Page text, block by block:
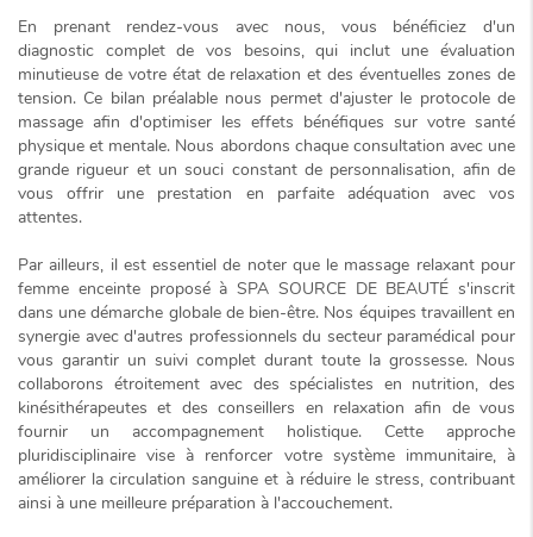
En prenant rendez-vous avec nous, vous bénéficiez d'un
diagnostic complet de vos besoins, qui inclut une évaluation
minutieuse de votre état de relaxation et des éventuelles zones de
tension. Ce bilan préalable nous permet d'ajuster le protocole de
massage afin d'optimiser les effets bénéfiques sur votre santé
physique et mentale. Nous abordons chaque consultation avec une
grande rigueur et un souci constant de personnalisation, afin de
vous offrir une prestation en parfaite adéquation avec vos
attentes.
Par ailleurs, il est essentiel de noter que le massage relaxant pour
femme enceinteproposé à SPA SOURCE DE BEAUTÉ s'inscrit
dans une démarche globale de bien-être. Nos équipes travaillent en
synergie avec d'autres professionnels du secteur paramédical pour
vous garantir un suivi complet durant toute la grossesse. Nous
collaborons étroitement avec des spécialistes en nutrition, des
kinésithérapeutes et des conseillers en relaxation afin de vous
fournir un accompagnement holistique. Cette approche
pluridisciplinaire vise à renforcer votre système immunitaire, à
améliorer la circulation sanguine et à réduire le stress, contribuant
ainsi à une meilleure préparation à l'accouchement.